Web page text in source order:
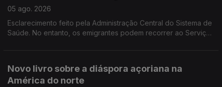
05 ago. 2026
Esclarecimento feito pela Administração Central do Sistema de
Saúde. No entanto, os emigrantes podem recorrer ao Serviço
Novo livro sobre a diáspora açoriana na
América do norte